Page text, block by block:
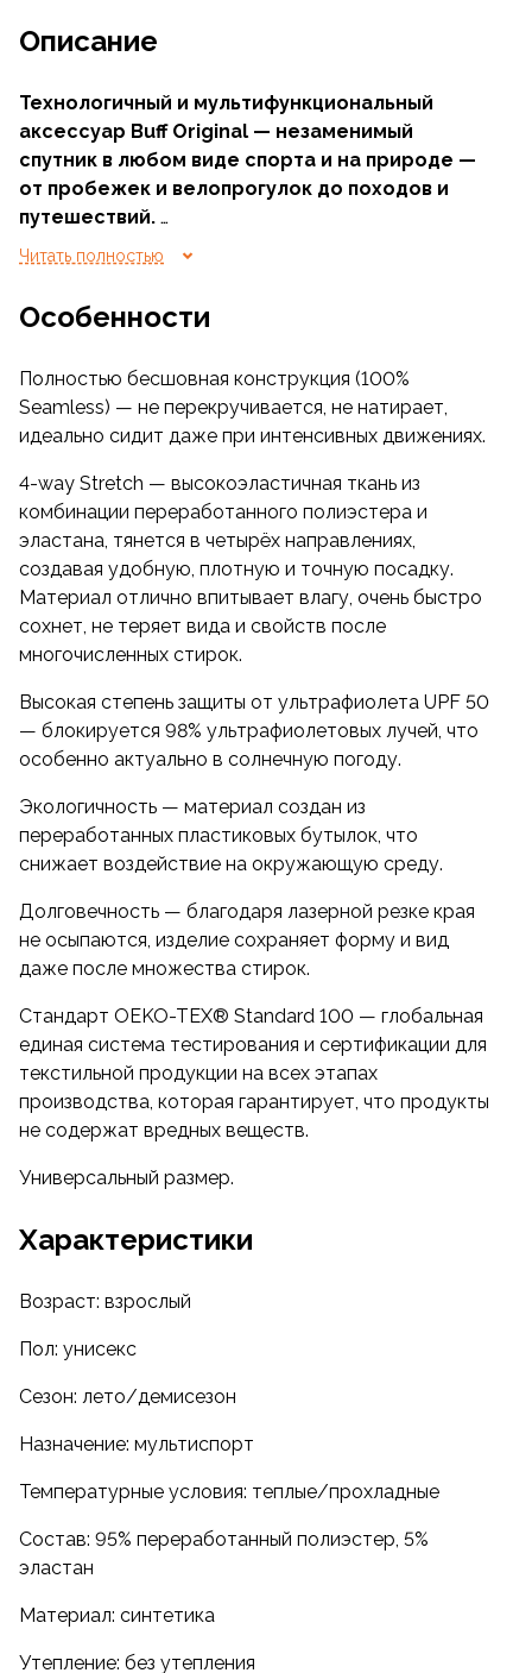
Описание
Технологичный и мультифункциональный
аксессуар Buff Original — незаменимый
спутник в любом виде спорта и на природе —
от пробежек и велопрогулок до походов и
путешествий.
Бандана выполнена из эластичной ткани, которая
сохнет и обеспечивает надёжную защиту от
ультрафиолета (UPF 50) — блокирует до 98%
любой погоды: жаркой, ветреной, солнечной или
прохладной, особенно при умеренной физической
нагрузке. Её можно носить более чем 12
различными способами: как гейтор, повязку на
голову, лёгкую шапку, напульсник, маску от пыли,
шарф и другие — все варианты легко освоить по
схеме на упаковке.
Читать полностью
Особенности
Полностью бесшовная конструкция (100%
Seamless) — не перекручивается, не натирает,
идеально сидит даже при интенсивных движениях.
4-way Stretch — высокоэластичная ткань из
комбинации переработанного полиэстера и
эластана, тянется в четырёх направлениях,
создавая удобную, плотную и точную посадку.
Материал отлично впитывает влагу, очень быстро
сохнет, не теряет вида и свойств после
многочисленных стирок.
Высокая степень защиты от ультрафиолета UPF 50
— блокируется 98% ультрафиолетовых лучей, что
особенно актуально в солнечную погоду.
Экологичность — материал создан из
переработанных пластиковых бутылок, что
снижает воздействие на окружающую среду.
Долговечность — благодаря лазерной резке края
не осыпаются, изделие сохраняет форму и вид
даже после множества стирок.
Стандарт OEKO-TEX® Standard 100 — глобальная
единая система тестирования и сертификации для
текстильной продукции на всех этапах
производства, которая гарантирует, что продукты
не содержат вредных веществ.
Универсальный размер.
Характеристики
Возраст: взрослый
Пол: унисекс
Сезон: лето/демисезон
Назначение: мультиспорт
Температурные условия: теплые/прохладные
Состав: 95% переработанный полиэстер, 5%
эластан
Материал: синтетика
Утепление: без утепления